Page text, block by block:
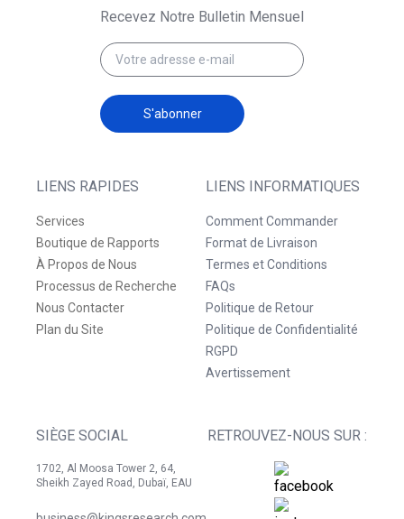
LIENS RAPIDES
Services
Boutique de Rapports
À Propos de Nous
Processus de Recherche
Nous Contacter
Plan du Site
LIENS INFORMATIQUES
Comment Commander
Format de Livraison
Termes et Conditions
FAQs
Politique de Retour
Politique de Confidentialité
RGPD
Avertissement
SIÈGE SOCIAL
1702, Al Moosa Tower 2, 64,
Sheikh Zayed Road, Dubaï, EAU
RETROUVEZ-NOUS SUR :
Recevez Notre Bulletin Mensuel
S'abonner